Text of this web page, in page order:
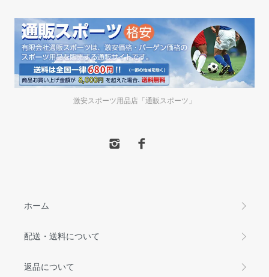
激安スポーツ用品店「通販スポーツ」
ホーム
配送・送料について
返品について